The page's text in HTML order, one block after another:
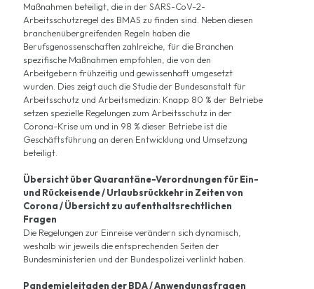
Maßnahmen beteiligt, die in der SARS-CoV-2-
Arbeitsschutzregel des BMAS zu finden sind. Neben diesen
branchenübergreifenden Regeln haben die
Berufsgenossenschaften zahlreiche, für die Branchen
spezifische Maßnahmen empfohlen, die von den
Arbeitgebern frühzeitig und gewissenhaft umgesetzt
wurden. Dies zeigt auch die Studie der Bundesanstalt für
Arbeitsschutz und Arbeitsmedizin: Knapp 80 % der Betriebe
setzen spezielle Regelungen zum Arbeitsschutz in der
Corona-Krise um und in 98 % dieser Betriebe ist die
Geschäftsführung an deren Entwicklung und Umsetzung
beteiligt.
Übersicht über Quarantäne-Verordnungen für Ein-
und Rückeisende / Urlaubsrückkehr in Zeiten von
Corona / Übersicht zu aufenthaltsrechtlichen
Fragen
Die Regelungen zur Einreise verändern sich dynamisch,
weshalb wir jeweils die entsprechenden Seiten der
Bundesministerien und der Bundespolizei verlinkt haben.
Pandemieleitaden der BDA / Anwendungsfragen